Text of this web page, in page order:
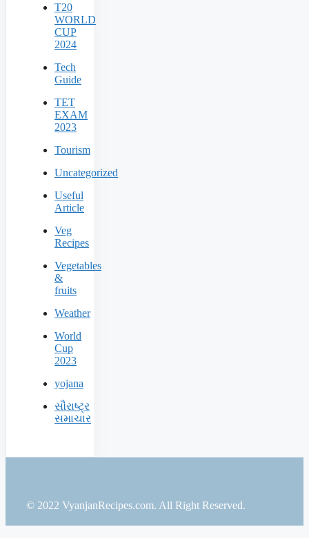
T20
WORLD
CUP
2024
Tech
Guide
TET
EXAM
2023
Tourism
Uncategorized
Useful
Article
Veg
Recipes
Vegetables
&
fruits
Weather
World
Cup
2023
yojana
સૌરાષ્ટ્ર
સમાચાર
© 2022 VyanjanRecipes.com. All Right Reserved.